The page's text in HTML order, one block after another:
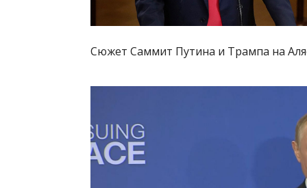
Сюжет Саммит Путина и Трампа на